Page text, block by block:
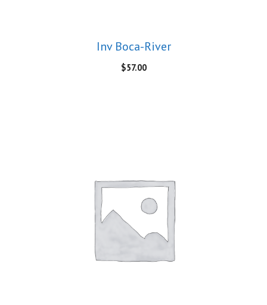
Inv Boca-River
$57.00